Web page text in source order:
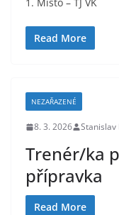
Read More
NEZAŘAZENÉ
8. 3. 2026 Stanislav
Trenér/ka
přípravka
Read More